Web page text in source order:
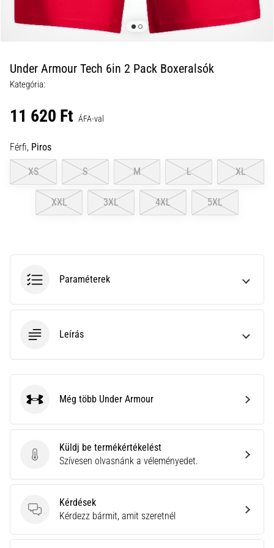
futball
következő
dolgok
nem
a
2021.03.22.
•
10 perces olvasási idő
Cross
hogyan
kezdj
neki
és
készíts
edzéstervet
atlétika,
súlyemelés.
a
edzés,
egy
mindig
Csatlakozz
Under Armour Tech 6in 2 Pack Boxeralsók
Kategória:
11 620 Ft ÁFA-val
Férfi, Piros
XS S M L XL
XXL 3XL 4XL 5XL
Paraméterek
Leírás
Küldj be termékértékelést
Küldj be termékértékelést
Szívesen olvasnánk a véleményedet.
Kérdések
Kérdések
Kérdezz bármit, amit szeretnél
Under ArmourMég több Under Armour